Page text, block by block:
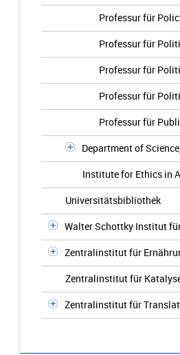
Professur für
Professur für
Professur für
Professur für
Professur für
Department of
Institute for Ethics in
Universitätsbibliothek
Walter Schottky Institut
Zentralinstitut für
Zentralinstitut für
Zentralinstitut für